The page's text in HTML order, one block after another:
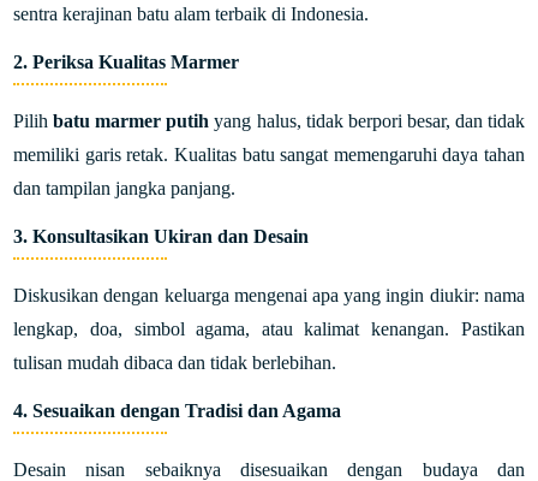
sentra kerajinan batu alam terbaik di Indonesia.
2.Periksa Kualitas Marmer
Pilihbatu marmer putih yang halus, tidak berpori besar, dan tidak
memiliki garis retak. Kualitas batu sangat memengaruhi daya tahan
dan tampilan jangka panjang.
3.Konsultasikan Ukiran dan Desain
Diskusikan dengan keluarga mengenai apa yang ingin diukir: nama
lengkap, doa, simbol agama, atau kalimat kenangan. Pastikan
tulisan mudah dibaca dan tidak berlebihan.
4.Sesuaikan dengan Tradisi dan Agama
Desain nisan sebaiknya disesuaikan dengan budaya dan